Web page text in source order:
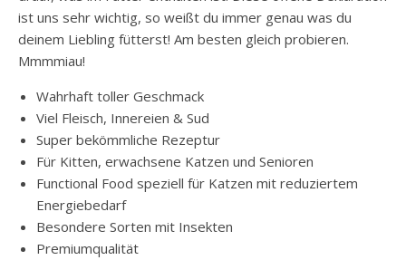
ist uns sehr wichtig, so weißt du immer genau was du
deinem Liebling fütterst! Am besten gleich probieren.
Mmmmiau!
Wahrhaft toller Geschmack
Viel Fleisch, Innereien & Sud
Super bekömmliche Rezeptur
Für Kitten, erwachsene Katzen und Senioren
Functional Food speziell für Katzen mit reduziertem
Energiebedarf
Besondere Sorten mit Insekten
Premiumqualität